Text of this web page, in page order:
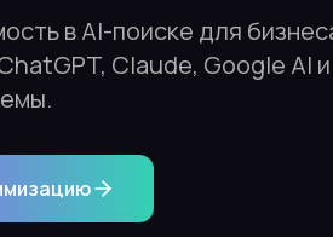
в AI-поиске для
Claude, Google AI